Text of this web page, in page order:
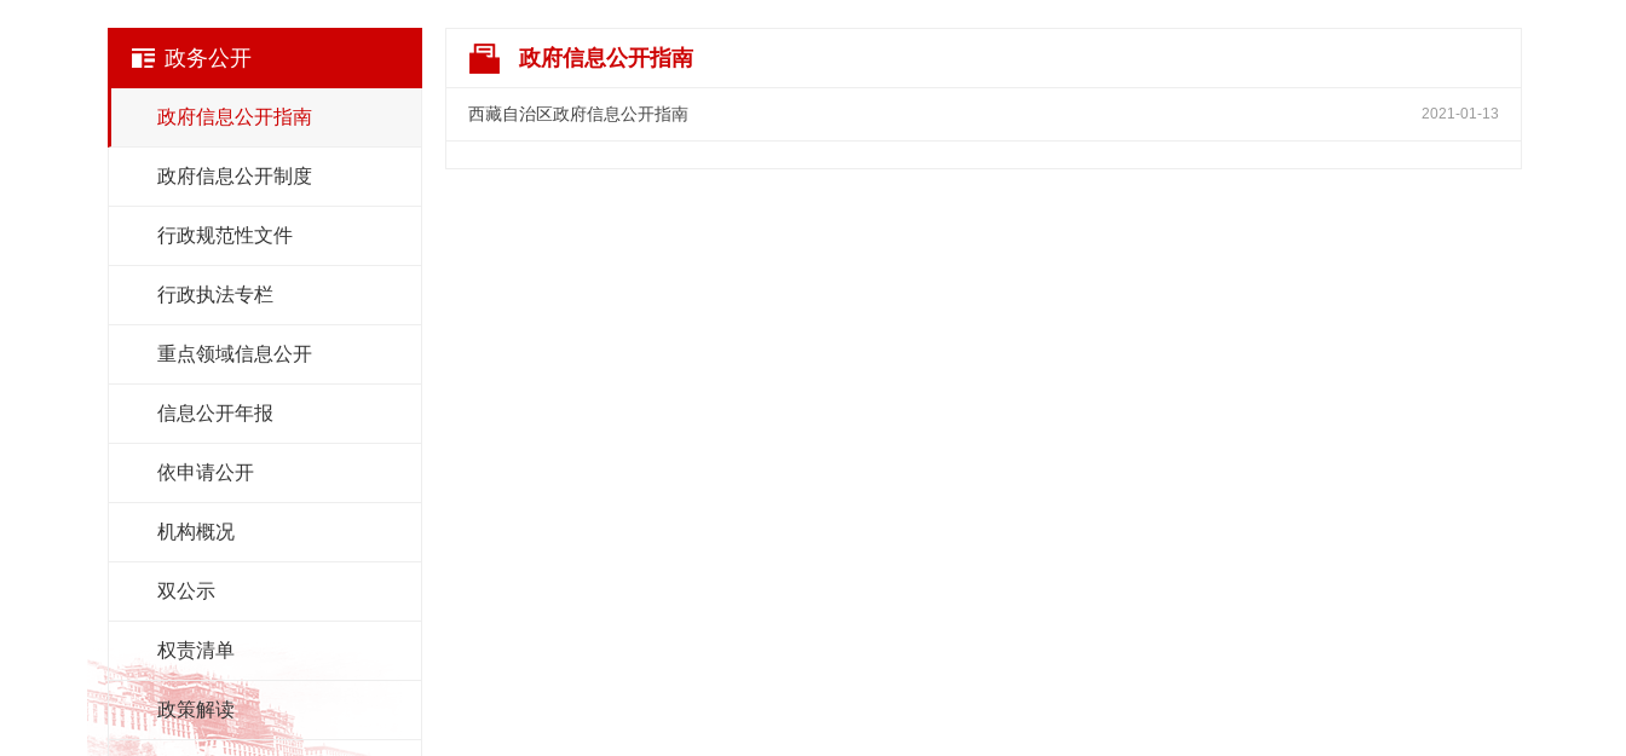
政务公开
政府信息公开指南
政府信息公开制度
行政规范性文件
行政执法专栏
重点领域信息公开
信息公开年报
依申请公开
机构概况
双公示
权责清单
政策解读
政府信息公开指南
西藏自治区政府信息公开指南 2021-01-13